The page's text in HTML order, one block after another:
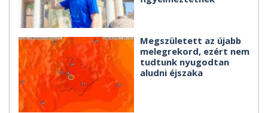
Megszületett az újabb
melegrekord, ezért nem
tudtunk nyugodtan
aludni éjszaka